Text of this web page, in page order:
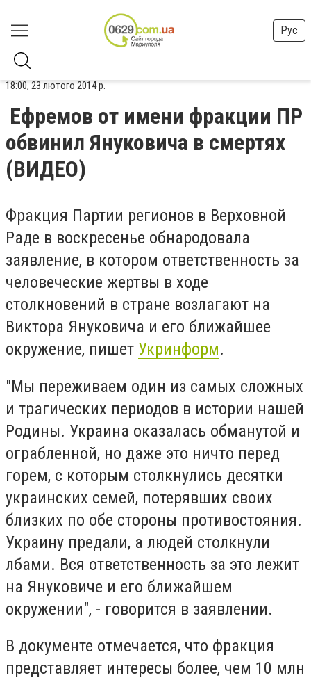
Рус
18:00, 23 лютого 2014 р.
Ефремов от имени фракции ПР
обвинил Януковича в смертях
(ВИДЕО)
Фракция Партии регионов в Верховной
Раде в воскресенье обнародовала
заявление, в котором ответственность за
человеческие жертвы в ходе
столкновений в стране возлагают на
Виктора Януковича и его ближайшее
окружение, пишет Укринформ.
"Мы переживаем один из самых сложных
и трагических периодов в истории нашей
Родины. Украина оказалась обманутой и
ограбленной, но даже это ничто перед
горем, с которым столкнулись десятки
украинских семей, потерявших своих
близких по обе стороны противостояния.
Украину предали, а людей столкнули
лбами. Вся ответственность за это лежит
на Януковиче и его ближайшем
окружении", - говорится в заявлении.
В документе отмечается, что фракция
представляет интересы более, чем 10 млн